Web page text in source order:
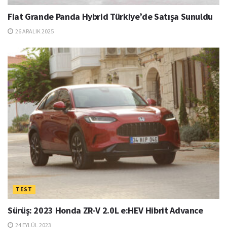
Fiat Grande Panda Hybrid Türkiye’de Satışa Sunuldu
26 ARALIK 2025
TEST
Sürüş: 2023 Honda ZR-V 2.0L e:HEV Hibrit Advance
24 EYLÜL 2023